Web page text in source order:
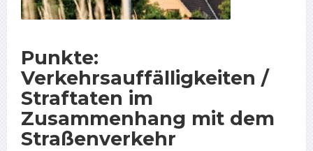
Punkte:
Verkehrsauffälligkeiten /
Straftaten im
Zusammenhang mit dem
Straßenverkehr